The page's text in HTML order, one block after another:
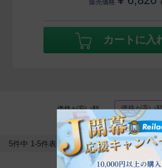
販売価格
カートに入
価格が安い順 価格が高い
5件中 1-5件表示